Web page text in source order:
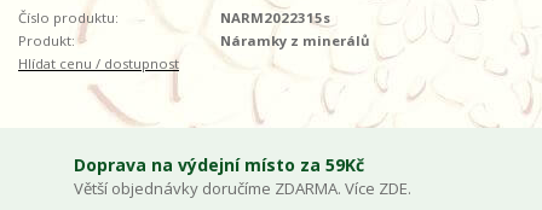
Číslo produktu:
NARM2022315s
Produkt:
Náramky z minerálů
Hlídat cenu / dostupnost
Doprava na výdejní místo za 59Kč
Větší objednávky doručíme ZDARMA. Více ZDE.